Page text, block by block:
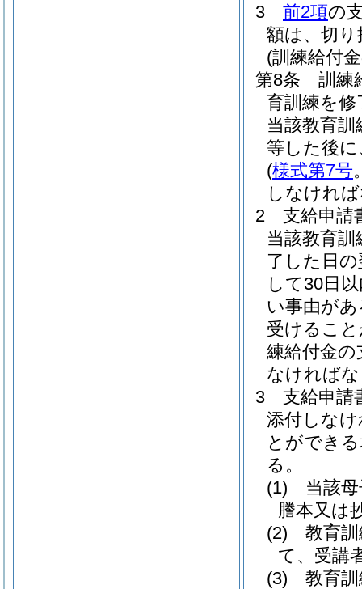
3
前2項の
額は、切
(訓練給付
第8条
訓練
育訓練を
当該教育
等した後に
(様式第7号
しなけれ
2
支給申請
当該教育
了した日
して30日
い事由が
受けるこ
練給付金
なければ
3
支給申請
添付しな
とができ
る。
(1)
当該
謄本又は
(2)
教育
て、受講
(3)
教育